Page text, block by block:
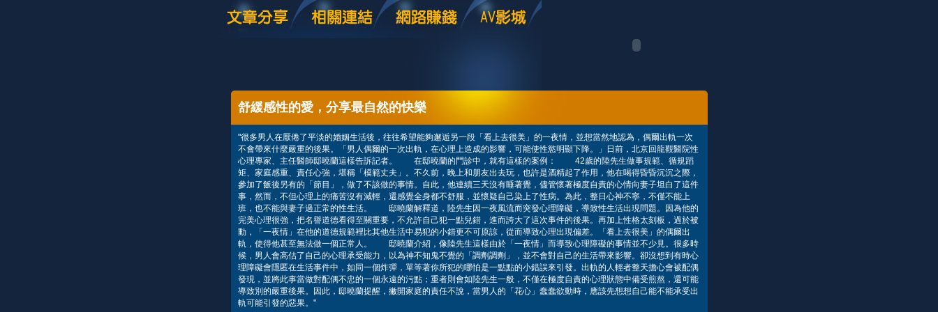
舒緩感性的愛，分享最自然的快樂
"很多男人在厭倦了平淡的婚姻生活後，往往希望能夠邂逅另一段「看上去很美」的一夜情，並想當然地認為，偶爾出軌一次
不會帶來什麼嚴重的後果。「男人偶爾的一次出軌，在心理上造成的影響，可能使性慾明顯下降。」日前，北京回龍觀醫院性
心理專家、主任醫師邸曉蘭這樣告訴記者。 在邸曉蘭的門診中，就有這樣的案例： 42歲的陸先生做事規範、循規蹈
矩、家庭感重、責任心強，堪稱「模範丈夫」。不久前，晚上和朋友出去玩，也許是酒精起了作用，他在喝得昏昏沉沉之際，
參加了飯後另有的「節目」，做了不該做的事情。自此，他連續三天沒有睡著覺，儘管懷著極度自責的心情向妻子坦白了這件
事，然而，不但心理上的痛苦沒有減輕，還感覺全身都不舒服，並懷疑自己染上了性病。為此，整日心神不寧，不僅不能上
班，也不能與妻子過正常的性生活。 邸曉蘭解釋道，陸先生因一夜風流而突發心理障礙，導致性生活出現問題。因為他的
完美心理很強，把名譽道德看得至關重要，不允許自己犯一點兒錯，進而誇大了這次事件的後果。再加上性格太刻板，過於被
動，「一夜情」在他的道德規範裡比其他生活中易犯的小錯更不可原諒，從而導致心理出現偏差。「看上去很美」的偶爾出
軌，使得他甚至無法做一個正常人。 邸曉蘭介紹，像陸先生這樣由於「一夜情」而導致心理障礙的事情並不少見。很多時
候，男人會高估了自己的心理承受能力，以為神不知鬼不覺的「調劑調劑」，並不會對自己的生活帶來影響。卻沒想到有時心
理障礙會隱匿在生活事件中，如同一個炸彈，單等著你所犯的哪怕是一點點的小錯誤來引發。出軌的人輕者整天擔心會被配偶
發現，並將此事當做對配偶不忠的一個永遠的污點；重者則會如陸先生一般，不僅在極度自責的心理狀態中備受煎熬，還可能
導致別的嚴重後果。因此，邸曉蘭提醒，撇開家庭的責任不說，當男人的「花心」蠢蠢欲動時，應該先想想自己能不能承受出
軌可能引發的惡果。"